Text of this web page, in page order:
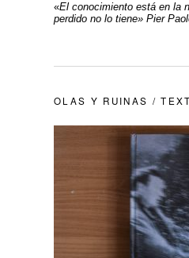
«El conocimiento está en la
perdido no lo tiene» Pier
OLAS Y RUINAS /